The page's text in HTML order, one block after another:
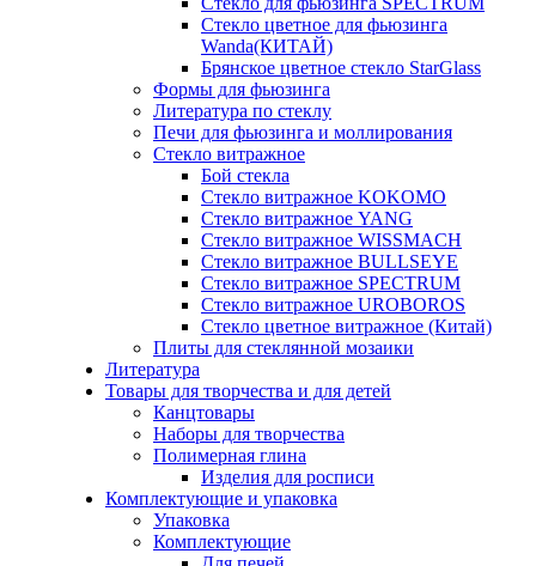
Стекло цветное для фьюзинга
Wanda(КИТАЙ)
Брянское цветное стекло StarGlass
Формы для фьюзинга
Литература по стеклу
Печи для фьюзинга и моллирования
Стекло витражное
Бой стекла
Стекло витражное KOKOMO
Стекло витражное YANG
Стекло витражное WISSMACH
Стекло витражное BULLSEYE
Стекло витражное SPECTRUM
Стекло витражное UROBOROS
Стекло цветное витражное (Китай)
Плиты для стеклянной мозаики
Литература
Товары для творчества и для детей
Канцтовары
Наборы для творчества
Полимерная глина
Изделия для росписи
Комплектующие и упаковка
Упаковка
Комплектующие